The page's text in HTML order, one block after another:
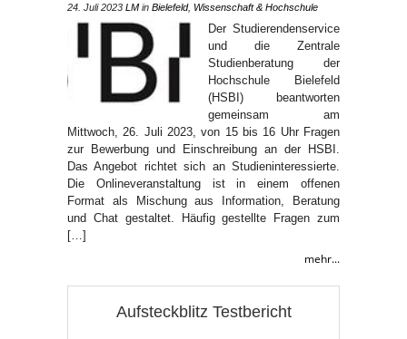
24. Juli 2023 LM in Bielefeld, Wissenschaft & Hochschule
Der Studierendenservice
und die Zentrale
Studienberatung der
Hochschule Bielefeld
(HSBI) beantworten
gemeinsam am
Mittwoch, 26. Juli 2023, von 15 bis 16 Uhr Fragen
zur Bewerbung und Einschreibung an der HSBI.
Das Angebot richtet sich an Studieninteressierte.
Die Onlineveranstaltung ist in einem offenen
Format als Mischung aus Information, Beratung
und Chat gestaltet. Häufig gestellte Fragen zum
[…]
mehr...
Aufsteckblitz Testbericht